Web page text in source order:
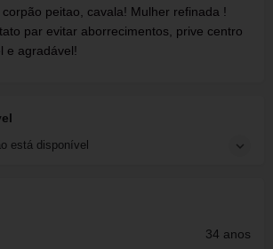
peitao, cavala! Mulher refinada !
par evitar aborrecimentos, prive centro
e agradável!
está disponível
34 anos